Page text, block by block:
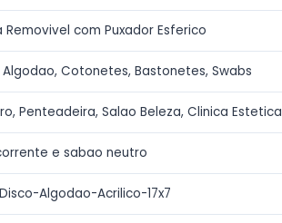
Removivel com Puxador Esferico
Algodao, Cotonetes, Bastonetes, Swabs
Penteadeira, Salao Beleza, Clinica Estetica
e sabao neutro
Algodao-Acrilico-17x7